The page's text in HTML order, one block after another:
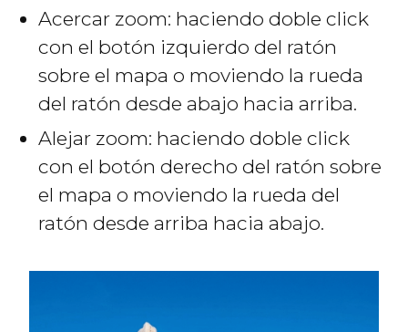
Acercar zoom: haciendo doble click
con el botón izquierdo del ratón
sobre el mapa o moviendo la rueda
del ratón desde abajo hacia arriba.
Alejar zoom: haciendo doble click
con el botón derecho del ratón sobre
el mapa o moviendo la rueda del
ratón desde arriba hacia abajo.